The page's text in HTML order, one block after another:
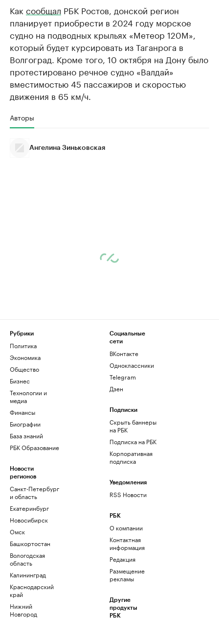
Как сообщал РБК Ростов, донской регион
планирует приобрести в 2024 году морское
судно на подводных крыльях «Метеор 120М»,
который будет курсировать из Таганрога в
Волгоград. Кроме того, 10 октября на Дону было
протестировано речное судно «Валдай»
вместимостью 45 пассажиров и скоростью
движения в 65 км/ч.
Авторы
Ангелина Зиньковская
Рубрики
Политика
Экономика
Общество
Бизнес
Технологии и
медиа
Финансы
Биографии
База знаний
РБК Образование
Новости
регионов
Санкт-Петербург
и область
Екатеринбург
Новосибирск
Омск
Башкортостан
Вологодская
область
Калининград
Краснодарский
край
Нижний
Новгород
Социальные
сети
ВКонтакте
Одноклассники
Telegram
Дзен
Подписки
Скрыть баннеры
на РБК
Подписка на РБК
Корпоративная
подписка
Уведомления
RSS Новости
РБК
О компании
Контактная
информация
Редакция
Размещение
рекламы
Другие
продукты
РБК